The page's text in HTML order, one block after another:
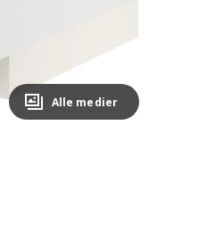
Alle medier